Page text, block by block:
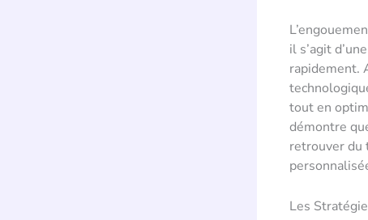
il s’agit
rapidement.
tout en
démontre
retrouver du
Les